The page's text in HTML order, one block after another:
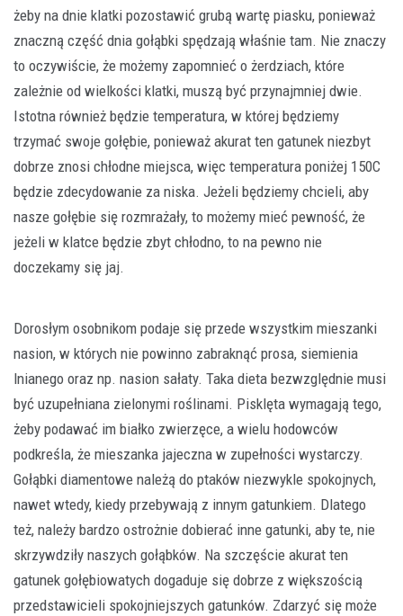
żeby na dnie klatki pozostawić grubą wartę piasku, ponieważ
znaczną część dnia gołąbki spędzają właśnie tam. Nie znaczy
to oczywiście, że możemy zapomnieć o żerdziach, które
zależnie od wielkości klatki, muszą być przynajmniej dwie.
Istotna również będzie temperatura, w której będziemy
trzymać swoje gołębie, ponieważ akurat ten gatunek niezbyt
dobrze znosi chłodne miejsca, więc temperatura poniżej 150C
będzie zdecydowanie za niska. Jeżeli będziemy chcieli, aby
nasze gołębie się rozmrażały, to możemy mieć pewność, że
jeżeli w klatce będzie zbyt chłodno, to na pewno nie
doczekamy się jaj.
Dorosłym osobnikom podaje się przede wszystkim mieszanki
nasion, w których nie powinno zabraknąć prosa, siemienia
lnianego oraz np. nasion sałaty. Taka dieta bezwzględnie musi
być uzupełniana zielonymi roślinami. Pisklęta wymagają tego,
żeby podawać im białko zwierzęce, a wielu hodowców
podkreśla, że mieszanka jajeczna w zupełności wystarczy.
Gołąbki diamentowe należą do ptaków niezwykle spokojnych,
nawet wtedy, kiedy przebywają z innym gatunkiem. Dlatego
też, należy bardzo ostrożnie dobierać inne gatunki, aby te, nie
skrzywdziły naszych gołąbków. Na szczęście akurat ten
gatunek gołębiowatych dogaduje się dobrze z większością
przedstawicieli spokojniejszych gatunków. Zdarzyć się może